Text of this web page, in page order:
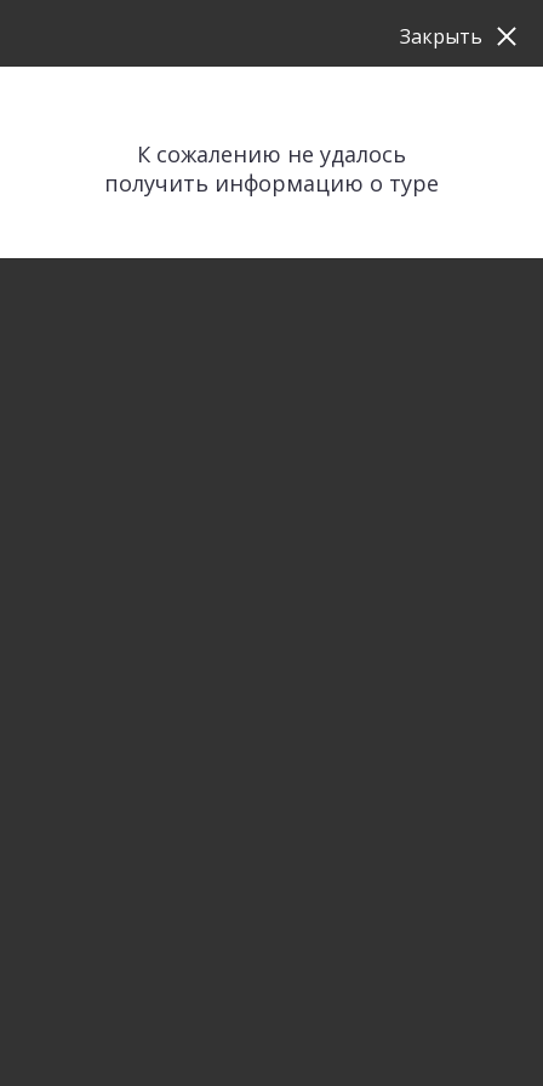
К сожалению не удалось
получить информацию о туре
Закрыть